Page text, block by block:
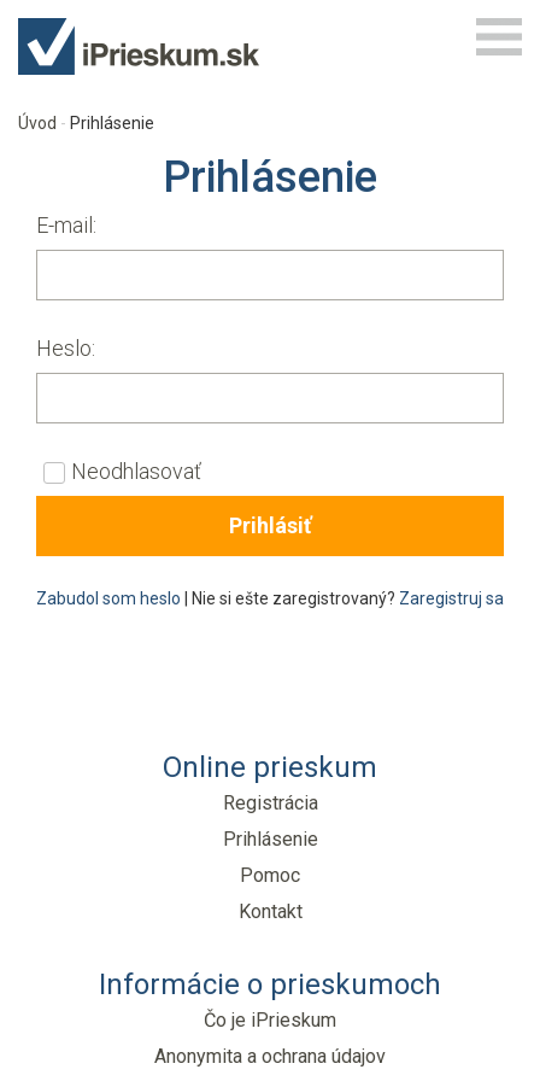
Úvod Prihlásenie
Prihlásenie
E-mail:
Heslo:
Neodhlasovať
Zabudol som heslo | Nie si ešte zaregistrovaný? Zaregistruj sa
Online prieskum
Registrácia
Prihlásenie
Pomoc
Kontakt
Informácie o prieskumoch
Čo je iPrieskum
Anonymita a ochrana údajov